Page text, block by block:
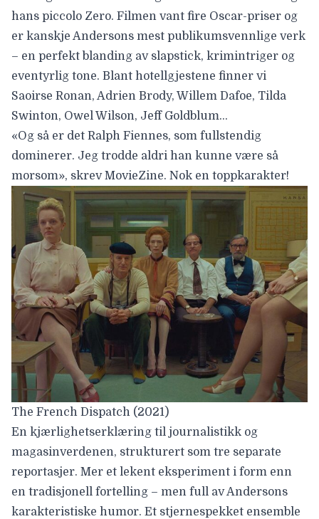
hans piccolo Zero. Filmen vant fire Oscar-priser og
er kanskje Andersons mest publikumsvennlige verk
– en perfekt blanding av slapstick, krimintriger og
eventyrlig tone. Blant hotellgjestene finner vi
Saoirse Ronan, Adrien Brody, Willem Dafoe, Tilda
Swinton, Owel Wilson, Jeff Goldblum…
«Og så er det Ralph Fiennes, som fullstendig
dominerer. Jeg trodde aldri han kunne være så
morsom», skrev MovieZine. Nok en toppkarakter!
The French Dispatch (2021)
En kjærlighetserklæring til journalistikk og
magasinverdenen, strukturert som tre separate
reportasjer. Mer et lekent eksperiment i form enn
en tradisjonell fortelling – men full av Andersons
karakteristiske humor. Et stjernespekket ensemble